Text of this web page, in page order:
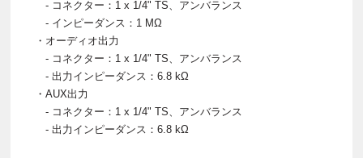
- コネクター：1 x 1/4" TS、アンバランス
- インピーダンス：1 MΩ
・オーディオ出力
- コネクター：1 x 1/4" TS、アンバランス
- 出力インピーダンス：6.8 kΩ
・AUX出力
- コネクター：1 x 1/4" TS、アンバランス
- 出力インピーダンス：6.8 kΩ